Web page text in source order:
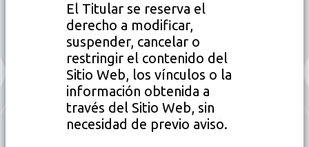
El Titular se reserva el
derecho a modificar,
suspender, cancelar o
restringir el contenido del
Sitio Web, los vínculos o la
información obtenida a
través del Sitio Web, sin
necesidad de previo aviso.